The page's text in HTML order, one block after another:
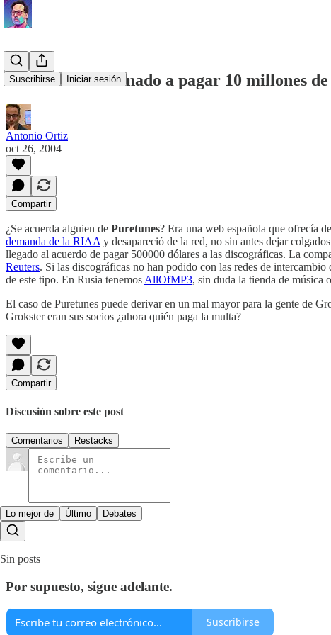
Suscribirse Iniciar sesión
Puretunes condenado a pagar 10 millones
Antonio Ortiz
oct 26, 2004
Compartir
¿Se acuerda alguien de Puretunes? Era una web española que ofrecía
demanda de la RIAA y desapareció de la red, no sin antes dejar
llegado al acuerdo de pagar 500000 dólares a las discográficas. La
Reuters. Si las discográficas no han podido con las redes de
de este tipo. En Rusia tenemos AllOfMP3, sin duda la tienda de música
El caso de Puretunes puede derivar en un mal mayor para la gente de
Grokster eran sus socios ¿ahora quién paga la multa?
Compartir
Discusión sobre este post
Comentarios Restacks
Lo mejor de Último Debates
Sin posts
Por supuesto, sigue adelante.
Suscribirse